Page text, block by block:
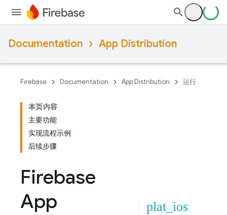
Documentation App Distribution
Firebase Documentation App Distribution 运行
本页内容
主要功能
实现流程示例
后续步骤
Firebase
App
plat_ios